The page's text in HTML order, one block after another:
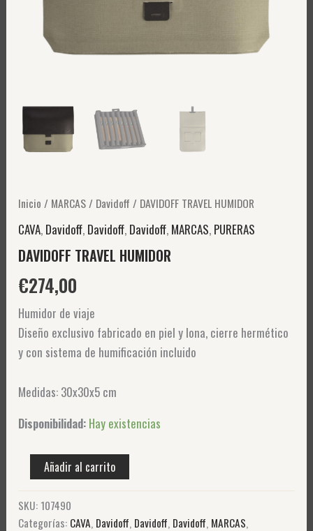
Inicio / MARCAS/ Davidoff / DAVIDOFF TRAVEL HUMIDOR
CAVA, Davidoff, Davidoff, Davidoff, MARCAS, PURERAS
DAVIDOFF TRAVEL HUMIDOR
€274,00
Humidor de viaje
Diseño exclusivo fabricado en piel y lona, cierre hermético
y con sistema de humificación incluido
Medidas: 30x30x5 cm
Disponibilidad: Hay existencias
Añadir al carrito
SKU: 107490
Categorías: CAVA, Davidoff, Davidoff, Davidoff, MARCAS,